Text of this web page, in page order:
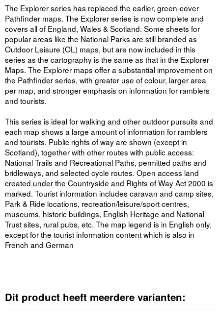
The Explorer series has replaced the earlier, green-cover
Pathfinder maps. The Explorer series is now complete and
covers all of England, Wales & Scotland. Some sheets for
popular areas like the National Parks are still branded as
Outdoor Leisure (OL) maps, but are now included in this
series as the cartography is the same as that in the Explorer
Maps. The Explorer maps offer a substantial improvement on
the Pathfinder series, with greater use of colour, larger area
per map, and stronger emphasis on information for ramblers
and tourists.
This series is ideal for walking and other outdoor pursuits and
each map shows a large amount of information for ramblers
and tourists. Public rights of way are shown (except in
Scotland), together with other routes with public access:
National Trails and Recreational Paths, permitted paths and
bridleways, and selected cycle routes. Open access land
created under the Countryside and Rights of Way Act 2000 is
marked. Tourist information includes caravan and camp sites,
Park & Ride locations, recreation/leisure/sport centres,
museums, historic buildings, English Heritage and National
Trust sites, rural pubs, etc. The map legend is in English only,
except for the tourist information content which is also in
French and German
Dit product heeft meerdere varianten: